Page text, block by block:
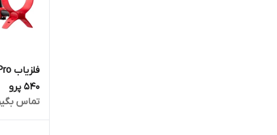
540 پرو
تماس